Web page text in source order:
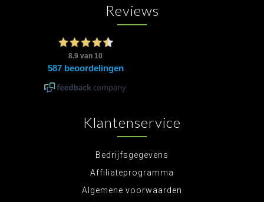
Reviews
Klantenservice
Bedrijfsgegevens
Affiliateprogramma
Algemene voorwaarden